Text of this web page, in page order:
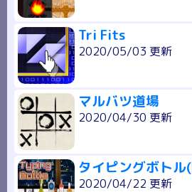
Tri Fits
2020/05/03 更新
マルバツ道場
2020/04/30 更新
タイピングボトル
2020/04/22 更新